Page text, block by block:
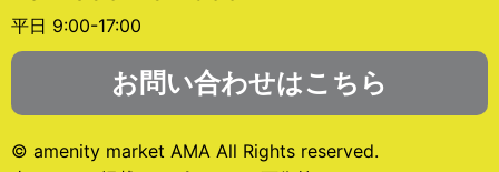
平日 9:00-17:00
お問い合わせはこちら
© amenity market AMA All Rights reserved.